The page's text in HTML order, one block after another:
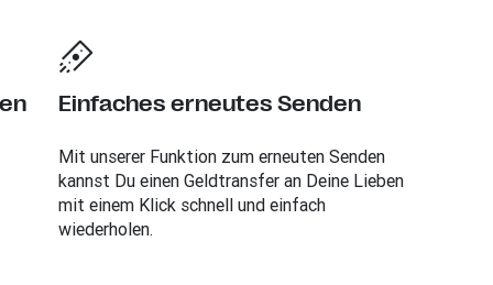
Einfaches erneutes Senden
Mit unserer Funktion zum erneuten Senden
kannst Du einen Geldtransfer an Deine Lieben
mit einem Klick schnell und einfach
wiederholen.